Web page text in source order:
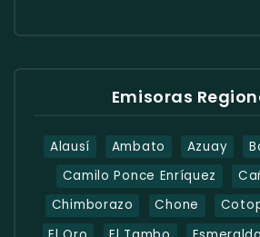
Emisoras
Alausí Ambato Azuay
Camilo Ponce Enríquez
Chimborazo
Chone